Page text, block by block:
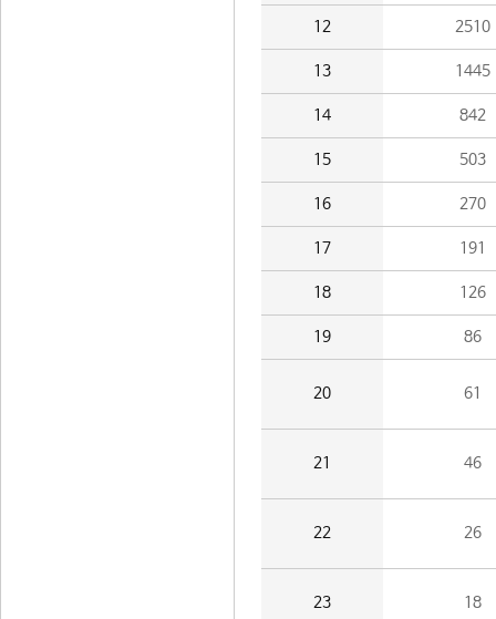
12 2510
13 1445
14 842
15 503
16 270
17 191
18 126
19 86
20 61
21 46
22 26
23 18